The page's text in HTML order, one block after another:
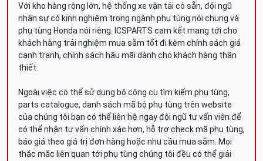
Với kho hàng rộng lớn, hệ thống xe vận tải có sẵn, đội ngũ
nhân sự có kinh nghiệm trong ngành phụ tùng nói chung và
phụ tùng Honda nói riêng. ICSPARTS cam kết mang tới cho
khách hàng trải nghiệm mua sắm tốt đi kèm chính sách giá
cạnh tranh, chính sách hậu mãi dành cho khách hàng thân
thiết.
Ngoài việc có thể sử dụng bộ công cụ tìm kiếm phụ tùng,
parts catalogue, danh sách mã bộ phụ tùng trên website
của chúng tôi bạn có thể liên hệ ngay đội ngũ tư vấn viên để
có thể nhận tư vấn chính xác hơn, hỗ trợ check mã phụ tùng,
báo giá theo giá trị đơn hàng hoặc nhu cầu mua sắm. Mọi
thắc mắc liên quan tới phụ tùng chúng tôi đều có thể giải